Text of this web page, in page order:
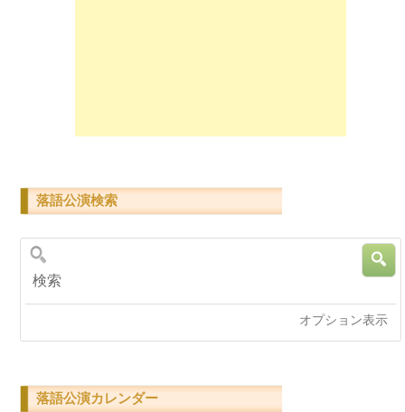
落語公演検索
オプション表示
落語公演カレンダー